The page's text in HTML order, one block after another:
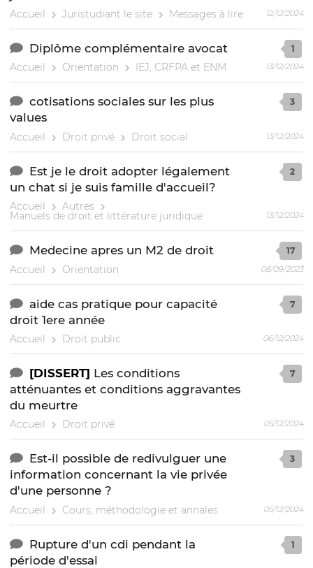
Accueil Juristudiant le site Messages à lire 12/12/2024
Diplôme complémentaire avocat
Accueil Orientation IEJ, CRFPA et ENM
1
13/12/2024
cotisations sociales sur les plus
values
Accueil Droit privé Droit social
3
13/12/2024
Est je le droit adopter légalement
un chat si je suis famille d'accueil?
Accueil Autres
Manuels de droit et littérature juridique
2
13/12/2024
Medecine apres un M2 de droit
Accueil Orientation
17
08/09/2023
aide cas pratique pour capacité
droit 1ere année
Accueil Droit public
7
06/12/2024
[DISSERT] Les conditions
atténuantes et conditions aggravantes
du meurtre
Accueil Droit privé
7
05/12/2024
Est-il possible de redivulguer une
information concernant la vie privée
d'une personne ?
Accueil Cours, méthodologie et annales
3
05/12/2024
Rupture d'un cdi pendant la
période d'essai
1